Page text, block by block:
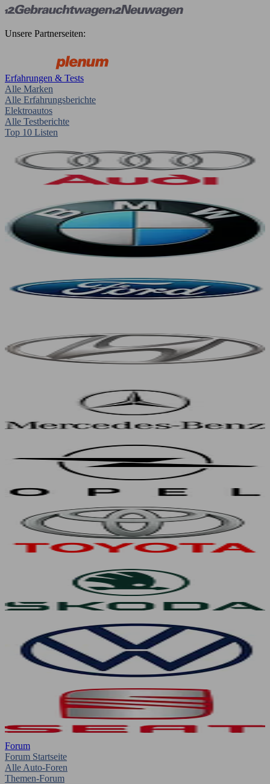
Unsere Partnerseiten:
Erfahrungen & Tests
Alle Marken
Alle Erfahrungsberichte
Elektroautos
Alle Testberichte
Top 10 Listen
Forum
Forum Startseite
Alle Auto-Foren
Themen-Forum